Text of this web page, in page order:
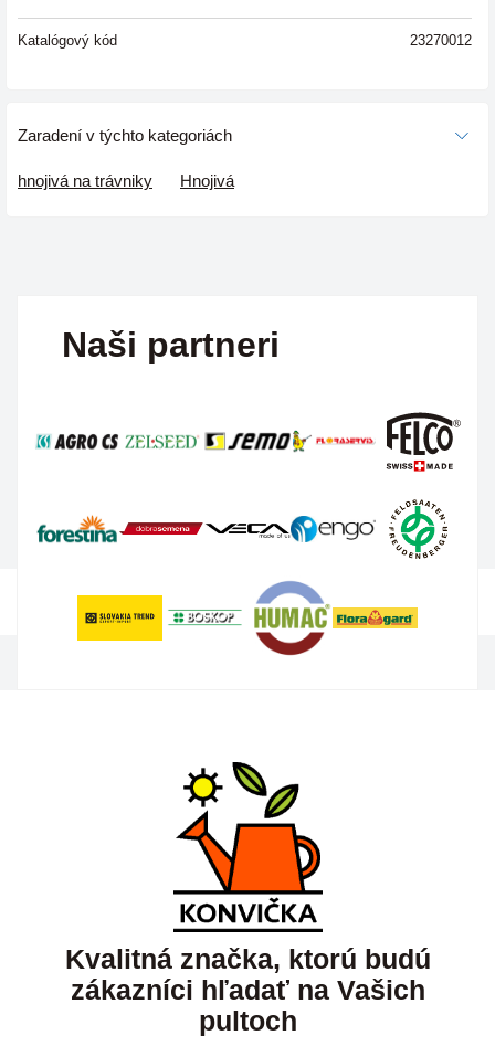
Katalógový kód 23270012
Zaradení v týchto kategoriách
hnojivá na trávniky Hnojivá
Naši partneri
Kvalitná značka, ktorú budú
zákazníci hľadať na Vašich
pultoch